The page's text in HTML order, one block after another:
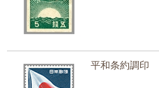
平和条約調印